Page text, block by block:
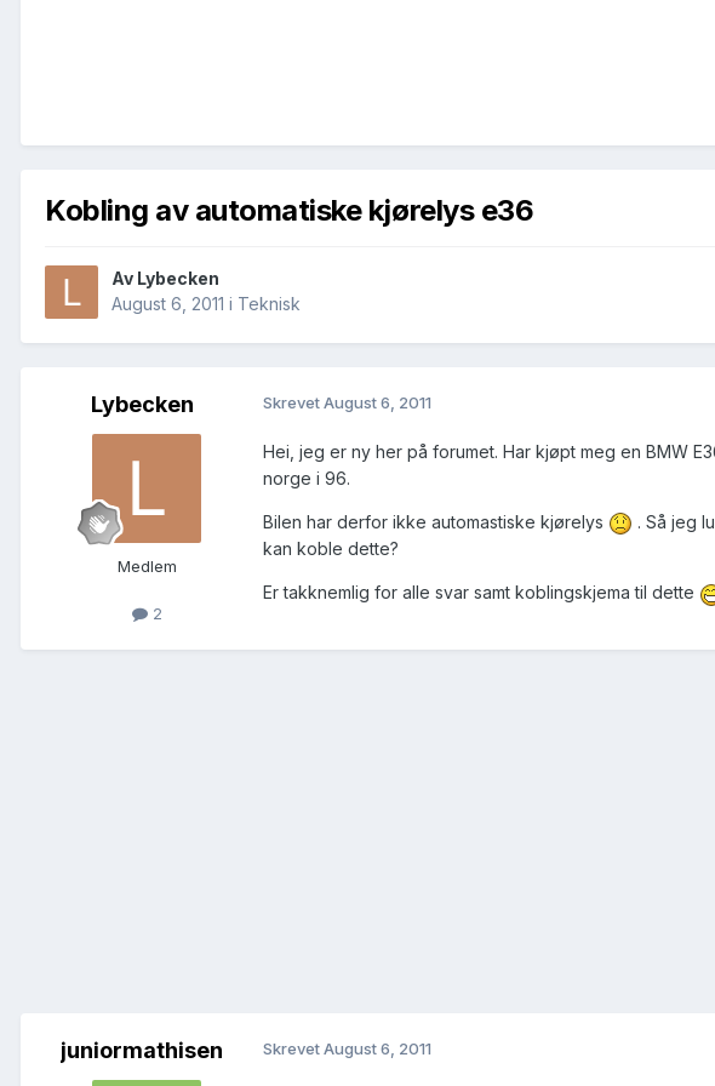
Kobling av automatiske kjørelys e36
Av Lybecken
August 6, 2011 i Teknisk
Lybecken
Medlem
2
SkrevetAugust 6, 2011
Hei, jeg er ny her på forumet. Har kjøpt meg en BMW
norge i 96.
Bilen har derfor ikke automastiske kjørelys
. Så jeg
kan koble dette?
Er takknemlig for alle svar samt koblingskjema til dette
juniormathisen SkrevetAugust 6, 2011